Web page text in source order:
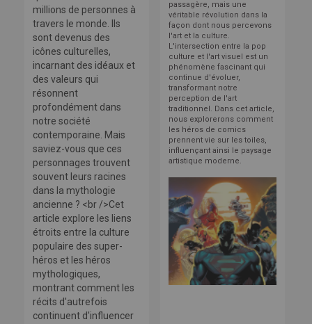
millions de personnes à
travers le monde. Ils
sont devenus des
icônes culturelles,
incarnant des idéaux et
des valeurs qui
résonnent
profondément dans
notre société
contemporaine. Mais
saviez-vous que ces
personnages trouvent
souvent leurs racines
dans la mythologie
ancienne ? <br />Cet
article explore les liens
étroits entre la culture
populaire des super-
héros et les héros
mythologiques,
montrant comment les
récits d'autrefois
continuent d'influencer
passagère, mais une
véritable révolution dans la
façon dont nous percevons
l'art et la culture.
L'intersection entre la pop
culture et l'art visuel est un
phénomène fascinant qui
continue d'évoluer,
transformant notre
perception de l'art
traditionnel. Dans cet article,
nous explorerons comment
les héros de comics
prennent vie sur les toiles,
influençant ainsi le paysage
artistique moderne.